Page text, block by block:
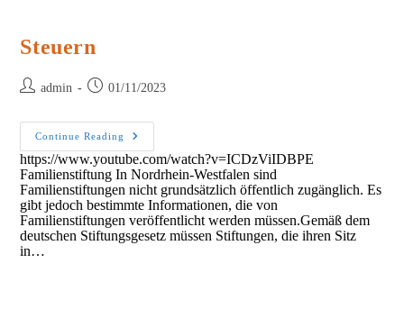
Steuern
Postadmin
Post01/11/2023
Continue Reading Steuern
https://www.youtube.com/watch?v=ICDzViIDBPE
Familienstiftung In Nordrhein-Westfalen sind
Familienstiftungen nicht grundsätzlich öffentlich zugänglich. Es
gibt jedoch bestimmte Informationen, die von
Familienstiftungen veröffentlicht werden müssen.Gemäß dem
deutschen Stiftungsgesetz müssen Stiftungen, die ihren Sitz
in…